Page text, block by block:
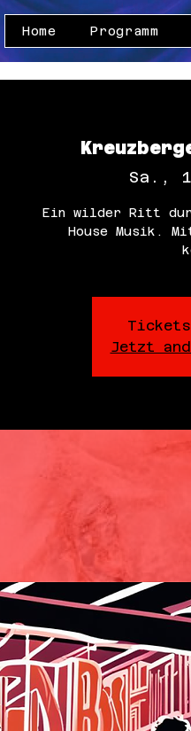
Home Programm
Sa.,
Ein wilder Ritt
House Musik.
Jetzt